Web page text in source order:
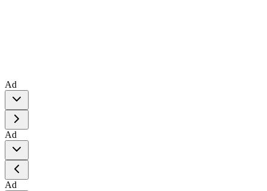
Ad
Ad
Ad